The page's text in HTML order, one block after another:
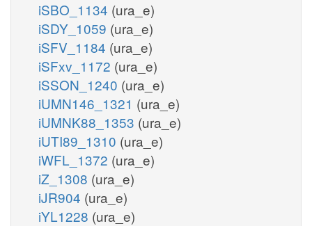
iSBO_1134 (ura_e)
iSDY_1059 (ura_e)
iSFV_1184 (ura_e)
iSFxv_1172 (ura_e)
iSSON_1240 (ura_e)
iUMN146_1321 (ura_e)
iUMNK88_1353 (ura_e)
iUTI89_1310 (ura_e)
iWFL_1372 (ura_e)
iZ_1308 (ura_e)
iJR904 (ura_e)
iYL1228 (ura_e)